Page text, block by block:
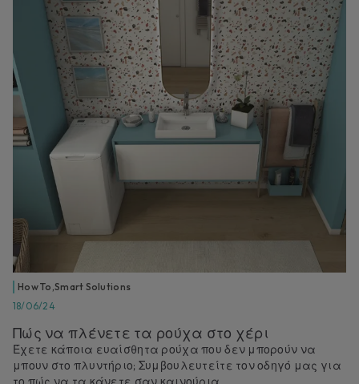
How To Smart Solutions
18/06/24
Πώς να πλένετε τα ρούχα στο χέρι
Έχετε κάποια ευαίσθητα ρούχα που δεν μπορούν να
μπουν στο πλυντήριο; Συμβουλευτείτε τον οδηγό μας για